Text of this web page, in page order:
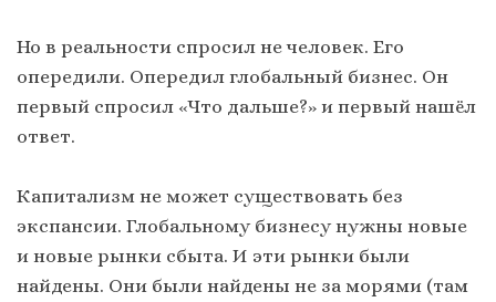
Но в реальности спросил не человек. Его
опередили. Опередил глобальный бизнес. Он
первый спросил «Что дальше?» и первый нашёл
ответ.
Капитализм не может существовать без
экспансии. Глобальному бизнесу нужны новые
и новые рынки сбыта. И эти рынки были
найдены. Они были найдены не за морями (там